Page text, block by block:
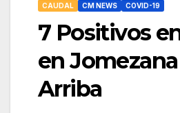
CAUDAL CM NEWS COVID-19
7 Positivos
en
Arriba